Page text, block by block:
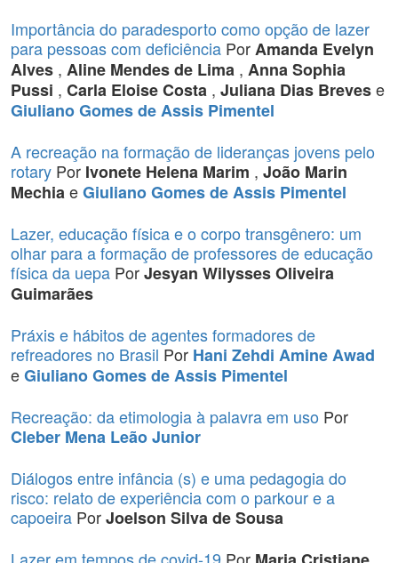
Importância do paradesporto como opção de lazer
para pessoas com deficiência PorAmanda Evelyn
Alves , Aline Mendes de Lima , Anna Sophia
Pussi , Carla Eloise Costa , Juliana Dias Brevese
Giuliano Gomes de Assis Pimentel
A recreação na formação de lideranças jovens pelo
rotary Por Ivonete Helena Marim , João Marin
MechiaeGiuliano Gomes de Assis Pimentel
Lazer, educação física e o corpo transgênero: um
olhar para a formação de professores de educação
física da uepa PorJesyan Wilysses Oliveira
Guimarães
Práxis e hábitos de agentes formadores de
refreadores no Brasil Por Hani Zehdi Amine Awad
eGiuliano Gomes de Assis Pimentel
Recreação: da etimologia à palavra em uso Por
Cleber Mena Leão Junior
Diálogos entre infância (s) e uma pedagogia do
risco: relato de experiência com o parkour e a
capoeira PorJoelson Silva de Sousa